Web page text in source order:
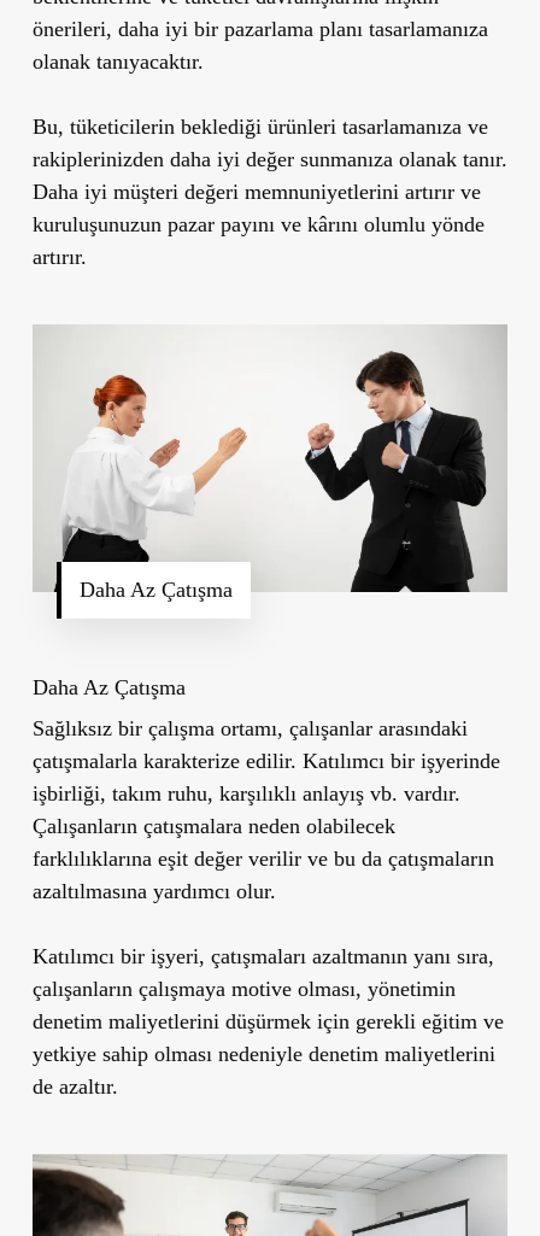
önerileri, daha iyi bir pazarlama planı tasarlamanıza
olanak tanıyacaktır.
Bu, tüketicilerin beklediği ürünleri tasarlamanıza ve
rakiplerinizden daha iyi değer sunmanıza olanak tanır.
Daha iyi müşteri değeri memnuniyetlerini artırır ve
kuruluşunuzun pazar payını ve kârını olumlu yönde
artırır.
Daha Az Çatışma
Daha Az Çatışma
Sağlıksız bir çalışma ortamı, çalışanlar arasındaki
çatışmalarla karakterize edilir. Katılımcı bir işyerinde
işbirliği, takım ruhu, karşılıklı anlayış vb. vardır.
Çalışanların çatışmalara neden olabilecek
farklılıklarına eşit değer verilir ve bu da çatışmaların
azaltılmasına yardımcı olur.
Katılımcı bir işyeri, çatışmaları azaltmanın yanı sıra,
çalışanların çalışmaya motive olması, yönetimin
denetim maliyetlerini düşürmek için gerekli eğitim ve
yetkiye sahip olması nedeniyle denetim maliyetlerini
de azaltır.